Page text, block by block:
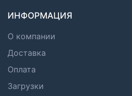
ИНФОРМАЦИЯ
О компании
Доставка
Оплата
Загрузки